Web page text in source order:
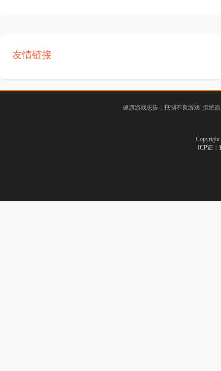
友情链接
健康游戏忠告：抵制不良游戏 拒绝
ICP证：